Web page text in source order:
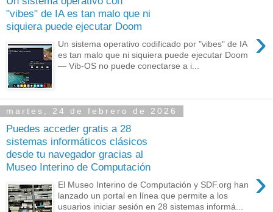
"vibes" de IA es tan malo que ni
siquiera puede ejecutar Doom
›
Un sistema operativo codificado por "vibes" de IA
es tan malo que ni siquiera puede ejecutar Doom
— Vib-OS no puede conectarse a i...
martes, 24 de febrero de 2026
Puedes acceder gratis a 28
sistemas informáticos clásicos
desde tu navegador gracias al
Museo Interino de Computación
›
El Museo Interino de Computación y SDF.org han
lanzado un portal en línea que permite a los
usuarios iniciar sesión en 28 sistemas informá...